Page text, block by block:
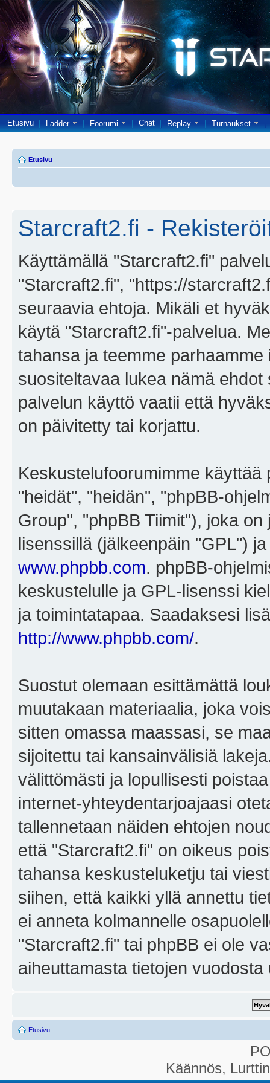
Etusivu Ladder Foorumi Chat Replay Turnaukset
Etusivu
Starcraft2.fi -
Käyttämällä "Starcraft2.fi"
"Starcraft2.fi", "https://
seuraavia ehtoja. Mikäli et
käytä "Starcraft2.fi"-palvelua.
tahansa ja teemme
suositeltavaa lukea nämä
palvelun käyttö vaatii että
on päivitetty tai korjattu.
Keskustelufoorumimme
"heidät", "heidän", "phpBB-
Group", "phpBB Tiimit"), joka on
lisenssillä (jälkeenpäin "GPL")
www.phpbb.com. phpBB-
keskustelulle ja GPL-lisenssi
ja toimintatapaa. Saadaksesi
http://www.phpbb.com/.
Suostut olemaan esittämättä
muutakaan materiaalia, joka
sitten omassa maassasi, se
sijoitettu tai kansainvälisiä
välittömästi ja lopullisesti
internet-yhteydentarjoajaasi
tallennetaan näiden ehtojen
että "Starcraft2.fi" on oikeus
tahansa keskusteluketju tai
siihen, että kaikki yllä annettu
ei anneta kolmannelle
"Starcraft2.fi" tai phpBB ei ole
aiheuttamasta tietojen
Etusivu
Käännös,